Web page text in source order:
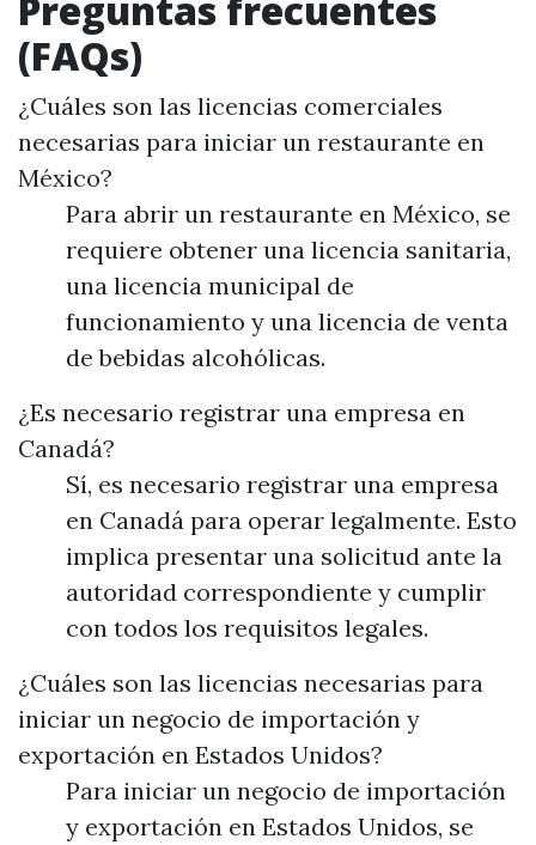
Preguntas frecuentes
(FAQs)
¿Cuáles son las licencias comerciales
necesarias para iniciar un restaurante en
México?
Para abrir un restaurante en México, se
requiere obtener una licencia sanitaria,
una licencia municipal de
funcionamiento y una licencia de venta
de bebidas alcohólicas.
¿Es necesario registrar una empresa en
Canadá?
Sí, es necesario registrar una empresa
en Canadá para operar legalmente. Esto
implica presentar una solicitud ante la
autoridad correspondiente y cumplir
con todos los requisitos legales.
¿Cuáles son las licencias necesarias para
iniciar un negocio de importación y
exportación en Estados Unidos?
Para iniciar un negocio de importación
y exportación en Estados Unidos, se